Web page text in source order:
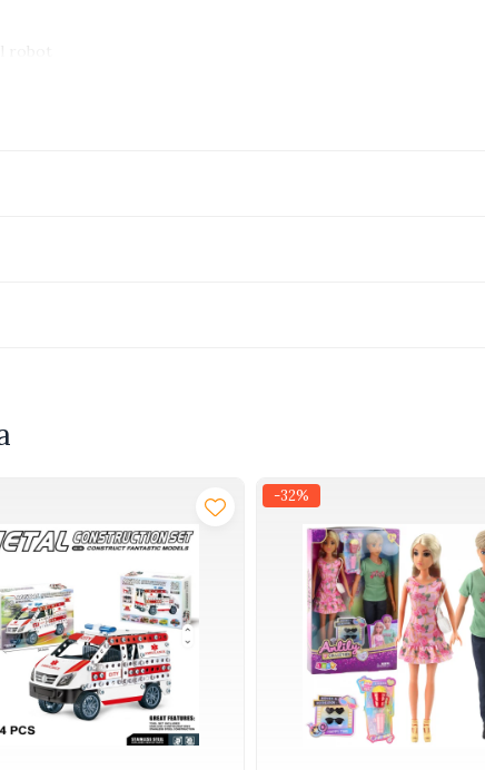
incluse)
masina-robot
prietenii
. Contine piese mici si nu este recomandat copiilor sub
-32%